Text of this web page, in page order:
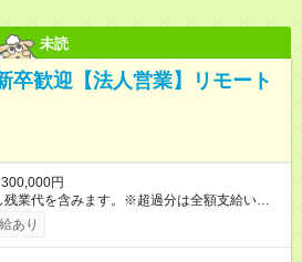
未読
卒歓迎【法人営業】リモート
円
業代を含みます。※超過分は全額支給いたし
代 39,000円／月 みなし残業時間 20時間／月
残業代として月給に含みます。 時間外超過分
あり